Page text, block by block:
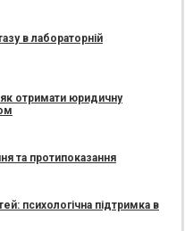
в лабораторній
отримати юридичну
та протипоказання
психологічна підтримка в